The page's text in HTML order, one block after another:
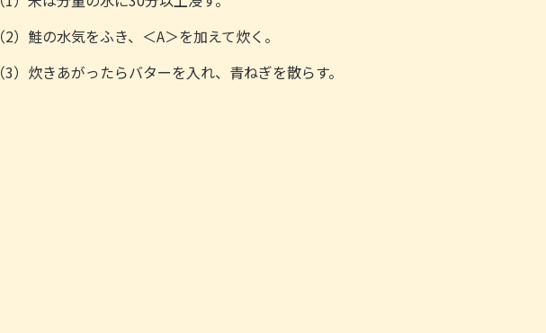
（2）鮭の水気をふき、＜A＞を加えて炊く。
（3）炊きあがったらバターを入れ、青ねぎを散らす。